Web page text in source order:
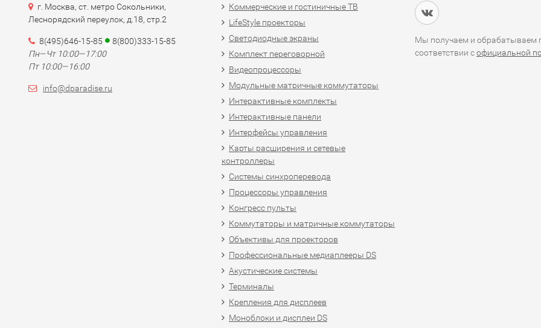
г. Москва, ст. метро Сокольники,
Леснорядский переулок, д.18, стр.2
8(495)646-15-85
8(800)333-15-85
Пн—Чт 10:00—17:00
Пт 10:00—16:00
info@dparadise.ru
Коммерческие и гостиничные ТВ
LifeStyle проекторы
Светодиодные экраны
Комплект переговорной
Видеопроцессоры
Модульные матричные коммутаторы
Интерактивные комплекты
Интерактивные панели
Интерфейсы управления
Карты расширения и сетевые
контроллеры
Системы синхроперевода
Процессоры управления
Конгресс пульты
Коммутаторы и матричные коммутаторы
Объективы для проекторов
Профессиональные медиаплееры DS
Акустические системы
Терминалы
Крепления для дисплеев
Моноблоки и дисплеи DS
Мы получаем и обрабатываем
соответствии софициальной